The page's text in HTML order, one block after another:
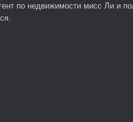
по недвижимости мисс Ли и